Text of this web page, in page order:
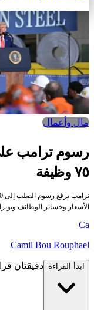
مال وأعمال
رسوم ترامب
٧٥ وظيفة
الأسعار وخسائر الوظائف
Ca
Camil Bou Rouphael
ابدأ القراءة دقيقتان